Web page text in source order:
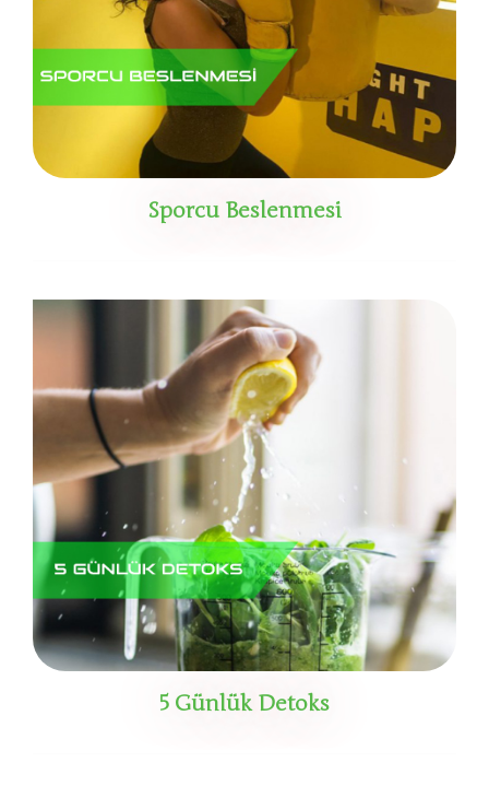
Sporcu Beslenmesi
5 Günlük Detoks